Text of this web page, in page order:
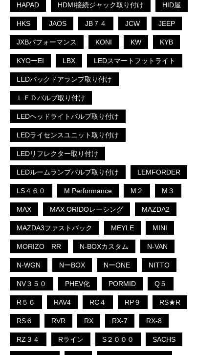
HAPAD HDMI接続ジャック取り付け HID屋
HKS JAOS JB７４ JCW JEEP
JXBパフォーマンス KONI KW KYB
KYOーEI LBX LEDスマートフットライト
LEDバックドアランプ取り付け
ＬＥＤバルブ取り付け
LEDヘッドライトバルブ取り付け
LEDライセンスユニット取り付け
LEDリフレクター取り付け
LEDルームランプバルブ取り付け LEMFORDER
LS４６０ M Performance M２ M３
MAX MAX ORIDOレーシング MAZDA2
MAZDA3ファストバック MEYLE MINI
MORIZO RR N-BOXカスタム N-VAN
N-WGN NーBOX NーONE NITTO
NV３５０ PHEV化 PORMID Q５
R５６ RAV4 RC４ RP９ RS★R
RS６ RVR RX RX-7 RX-8
RZ３４ Rライン S２０００ SACHS